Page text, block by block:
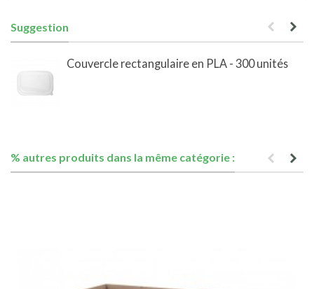
Suggestion
Couvercle rectangulaire en PLA - 300 unités
% autres produits dans la même catégorie :